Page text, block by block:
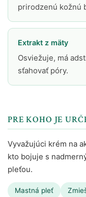
prirodzenú kožnú
Extrakt z mäty
Osviežuje, má
sťahovať póry.
PRE KOHO JE
Vyvažujúci krém na
kto bojuje s
pleťou.
Mastná pleť